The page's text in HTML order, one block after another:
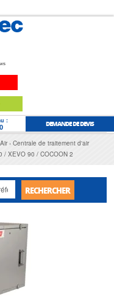
: DEMANDE DE DEVIS
Centrale de traitement d'air
/ XEVO 90 / COCOON 2
RECHERCHER